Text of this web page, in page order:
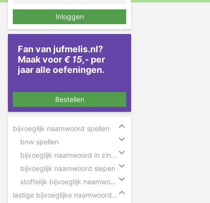
Inloggen
Fan van jufmelis.nl?
Maak voor€ 15,- per
jaar alle oefeningen.
Bestellen
bijvoeglijk naamwoord spellen
bnw spellen
bijvoeglijk naamwoord in zinnen
bijvoeglijk naamwoord slepen
stoffelijk bijvoeglijk naamwoord herkennen
lastige bijvoeglijke naamwoorden